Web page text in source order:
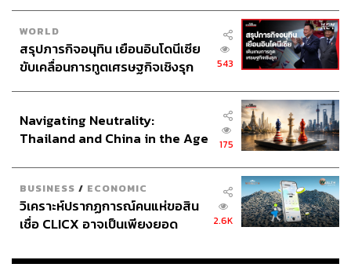
ในกล่อง iPhone 7 นั้นมีหูฟัง EarPods แถมมาให้ตามปกติ
แต่เปลี่ยนจากการเป็นแจ็กหูฟัง 3.5 สู่สาย Lighting ซึ่งโดน
เสียงวิพากษ์วิจารณ์อย่างมาก เพราะทำให้คนที่มีหูฟังแบบ
การใส่อุปกรณ์เสริมเข้ามาเพื่อให้สามารถใช้หูฟังแบบดั้งเดิม
ได้มาให้ด้วย
ใช้หูฟังไร้สาย และหูฟังไร้สายที่ดีที่สุดสำหรับผู้ใช้ iPhone ก็
ย่อมเป็น AirPods อยู่แล้ว
กล่าวในตอนเปิดตัว AirPods ว่าใครก็ตามที่ได้เจ้าหูฟังตัวเล็ก
WORLD
สรุปภารกิจอนุทิน เยือนอินโดนีเซีย
ขับเคลื่อนการทูตเศรษฐกิจเชิงรุก
543
Navigating Neutrality:
Thailand and China in the Age
175
BUSINESS / ECONOMIC
วิเคราะห์ปรากฏการณ์คนแห่ขอสิน
เชื่อ CLICX อาจเป็นเพียงยอด
เรือนไทยที่ถูกซุกไว้
2.6K